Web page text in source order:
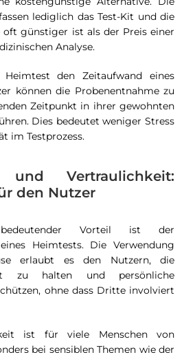
lediglich das Test-Kit und die
oft günstiger ist als der Preis einer
Analyse.
den Zeitaufwand eines
können die Probenentnahme zu
Zeitpunkt in ihrer gewohnten
Dies bedeutet weniger Stress
im Testprozess.
und Vertraulichkeit:
den Nutzer
Vorteil ist der
Heimtests. Die Verwendung
erlaubt es den Nutzern, die
zu halten und persönliche
ohne dass Dritte involviert
ist für viele Menschen von
bei sensiblen Themen wie der